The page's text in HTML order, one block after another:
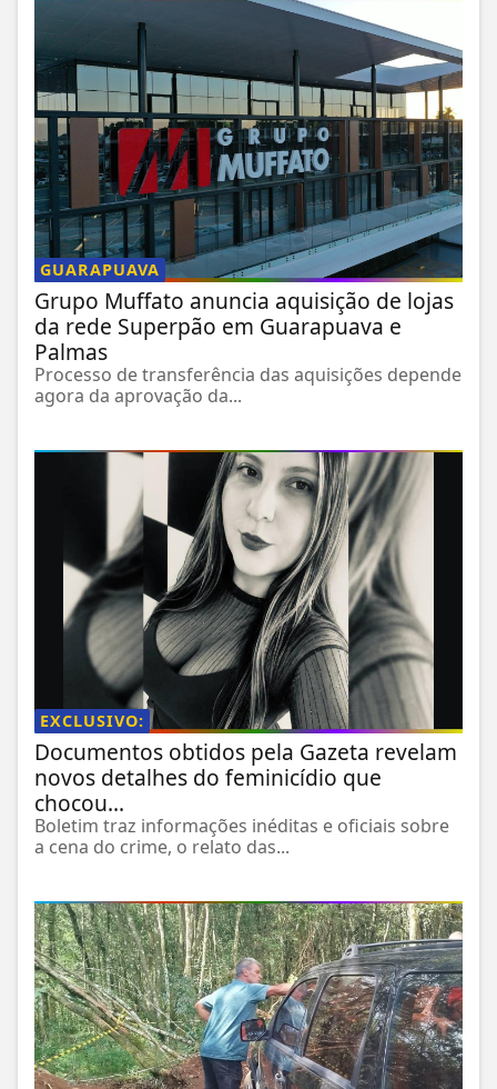
GUARAPUAVA
Grupo Muffato anuncia aquisição de lojas
da rede Superpão em Guarapuava e
Palmas
Processo de transferência das aquisições depende
agora da aprovação da...
EXCLUSIVO:
Documentos obtidos pela Gazeta revelam
novos detalhes do feminicídio que
chocou...
Boletim traz informações inéditas e oficiais sobre
a cena do crime, o relato das...